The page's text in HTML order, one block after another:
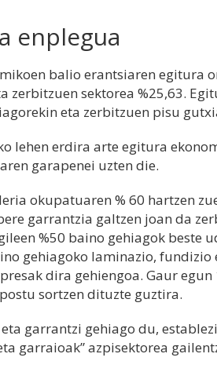
enplegua
balio erantsiaren egitura
zerbitzuen sektorea %25,63.
eta zerbitzuen pisu
lehen erdira arte egitura
garapenei uzten die.
okupatuaren % 60 hartzen
garrantzia galtzen joan da
%50 baino gehiagok beste
gehiagoko laminazio,
dira gehiengoa. Gaur
sortzen dituzte guztira.
garrantzi gehiago du,
garraioak” azpisektorea